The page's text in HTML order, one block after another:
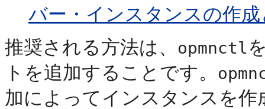
バー・インスタンスの作
推奨される方法は、 opmnctl
トを追加することです。
加によってインスタンスを